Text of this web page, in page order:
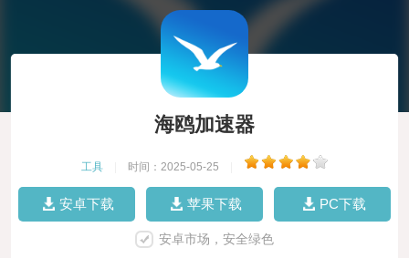
海鸥加速器
工具 时间：2025-05-25
安卓下载 苹果下载 PC下载
安卓市场，安全绿色